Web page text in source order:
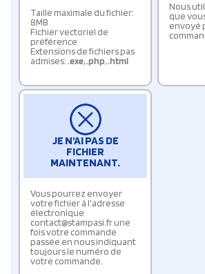
Taille maximale du fichier:
8MB
Fichier vectoriel de
préférence
Extensions de fichiers pas
admises:.exe,.php,.html
Nous
que
envoyé
JE N'AI PAS DE
FICHIER
MAINTENANT.
Vous pourrez envoyer
votre fichier à l'adresse
électronique
contact@stampasi.fr une
fois votre commande
passée en nous indiquant
toujours le numéro de
votre commande.